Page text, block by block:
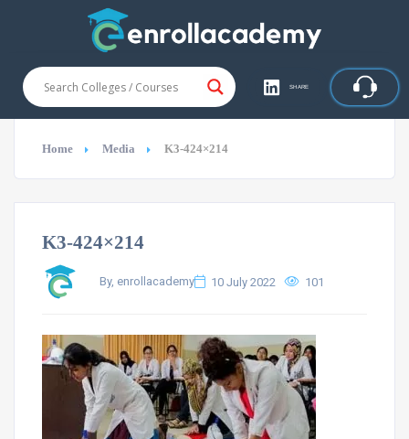
SHARE
Home Media K3-424×214
K3-424×214
By, enrollacademy 10 July 2022 101